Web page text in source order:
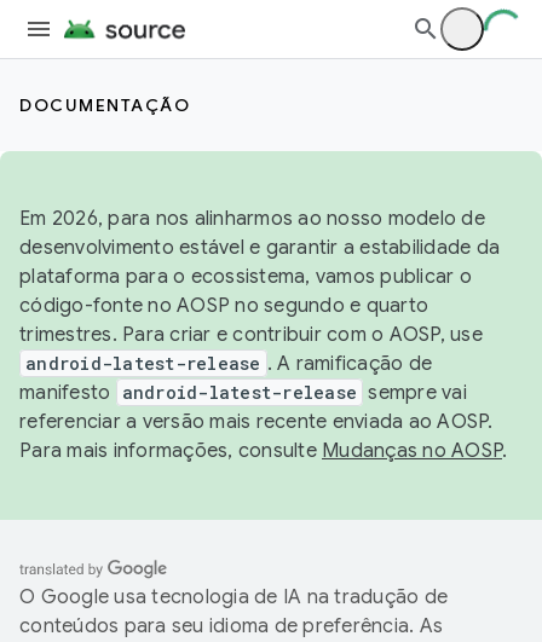
DOCUMENTAÇÃO
Em 2026, para nos alinharmos ao nosso modelo de
desenvolvimento estável e garantir a estabilidade da
plataforma para o ecossistema, vamos publicar o
código-fonte no AOSP no segundo e quarto
trimestres. Para criar e contribuir com o AOSP, use
android-latest-release . A ramificação de
manifesto
android-latest-release sempre vai
referenciar a versão mais recente enviada ao AOSP.
Para mais informações, consulte Mudanças no AOSP.
O Google usa tecnologia de IA na tradução de
conteúdos para seu idioma de preferência. As